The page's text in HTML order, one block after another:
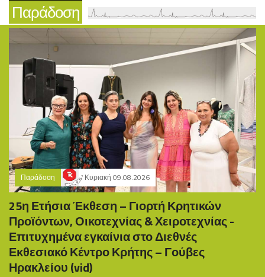
Παράδοση
Παράδοση Κυριακή 09.08.2026
25η Ετήσια Έκθεση – Γιορτή Κρητικών
Προϊόντων, Οικοτεχνίας & Χειροτεχνίας -
Επιτυχημένα εγκαίνια στο Διεθνές
Εκθεσιακό Κέντρο Κρήτης – Γούβες
Ηρακλείου (vid)